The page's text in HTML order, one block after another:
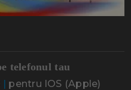
telefonul tau
| pentru IOS (Apple)